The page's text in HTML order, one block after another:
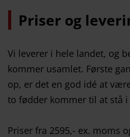
Priser og
Vi leverer i hele landet, og
kommer usamlet. Første
op, er det en god idé at
to fødder kommer til at stå
Priser fra 2595,- ex. moms